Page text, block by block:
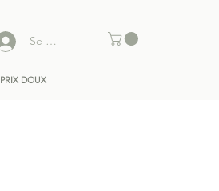
PRIX DOUX
Se connecter